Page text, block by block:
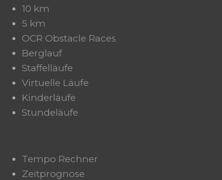
10 km
5 km
OCR Obstacle Races
Berglauf
Staffelläufe
Virtuelle Läufe
Kinderläufe
Stundeläufe
Tempo Rechner
Zeitprognose